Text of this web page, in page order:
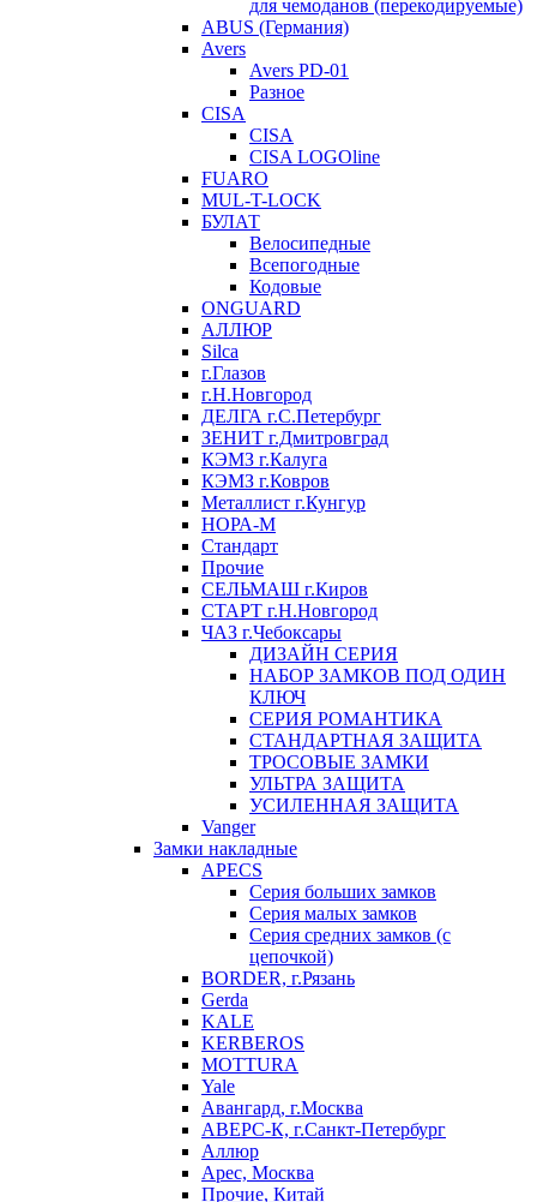
для чемоданов (перекодируемые)
ABUS (Германия)
Avers
Avers PD-01
Разное
CISA
CISA
CISA LOGOline
FUARO
MUL-T-LOCK
БУЛАТ
Велосипедные
Всепогодные
Кодовые
ONGUARD
АЛЛЮР
Silca
г.Глазов
г.Н.Новгород
ДЕЛГА г.С.Петербург
ЗЕНИТ г.Дмитровград
КЭМЗ г.Калуга
КЭМЗ г.Ковров
Металлист г.Кунгур
НОРА-М
Стандарт
Прочие
СЕЛЬМАШ г.Киров
СТАРТ г.Н.Новгород
ЧАЗ г.Чебоксары
ДИЗАЙН СЕРИЯ
НАБОР ЗАМКОВ ПОД ОДИН
КЛЮЧ
СЕРИЯ РОМАНТИКА
СТАНДАРТНАЯ ЗАЩИТА
ТРОСОВЫЕ ЗАМКИ
УЛЬТРА ЗАЩИТА
УСИЛЕННАЯ ЗАЩИТА
Vanger
Замки накладные
APECS
Серия больших замков
Серия малых замков
Серия средних замков (с
цепочкой)
BORDER, г.Рязань
Gerda
KALE
KERBEROS
MOTTURA
Yale
Авангард, г.Москва
АВЕРС-К, г.Санкт-Петербург
Аллюр
Арес, Москва
Прочие, Китай